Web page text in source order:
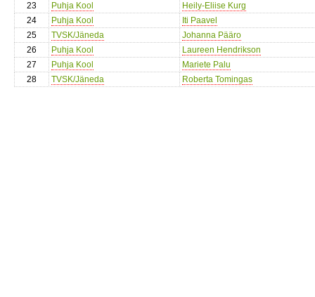
23
Puhja Kool
Heily-Eliise Kurg
24
Puhja Kool
Iti Paavel
25
TVSK/Jäneda
Johanna Pääro
26
Puhja Kool
Laureen Hendrikson
27
Puhja Kool
Mariete Palu
28
TVSK/Jäneda Roberta Tomingas